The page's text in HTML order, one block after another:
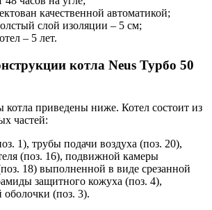
качественной автоматикой;
слой изоляции – 5 см;
– 5 лет.
котла Neus Турбо 50
приведены ниже. Котел состоит из
частей:
1), трубы подачи воздуха (поз. 20),
(поз. 16), подвижной камеры
18) выполненной в виде срезанной
защитного кожуха (поз. 4),
оболочки (поз. 3).